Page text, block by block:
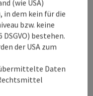
In der Nähe
(wie USA)
in dem kein für die
bzw. keine
bestehen.
der USA zum
Daten